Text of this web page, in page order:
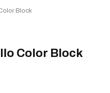
Block
Color Block